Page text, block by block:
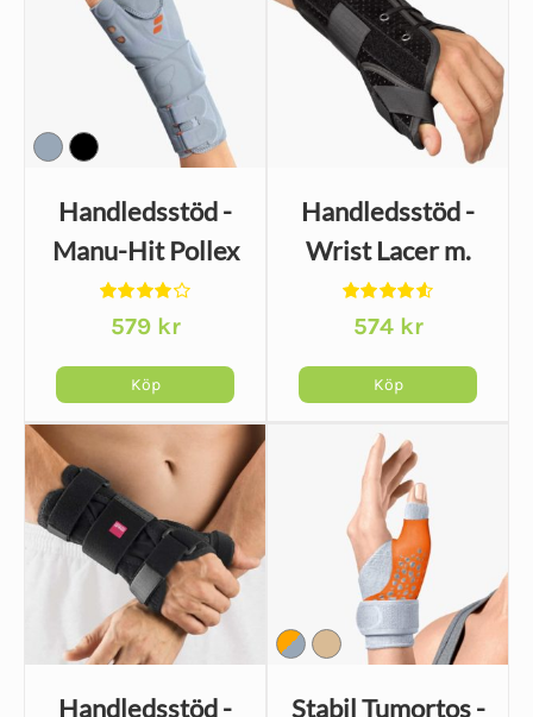
Handledsstöd -
Manu-Hit Pollex
Betygsatt
4.20av 5
579 kr
Köp
här
produkten
har
flera
varianter.
olika
kan
Handledsstöd -
Wrist Lacer m.
tumstöd
Betygsatt
4.60av 5
574 kr
Köp
produkten
varianter.
olika
kan
Handledsstöd -
Stabil Tumortos -